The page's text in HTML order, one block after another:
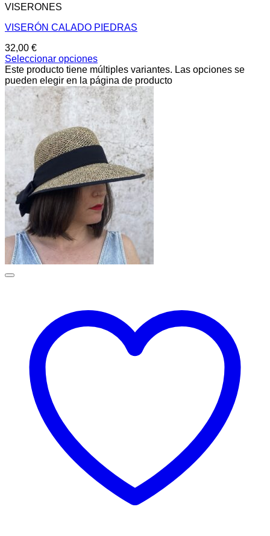
VISERONES
VISERÓN CALADO PIEDRAS
32,00 €
Seleccionar opciones
Este producto tiene múltiples variantes. Las opciones se
pueden elegir en la página de producto